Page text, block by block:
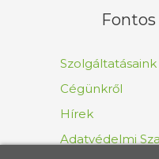
Szolgáltatásaink
Cégünkről
Hírek
Adatvédelmi